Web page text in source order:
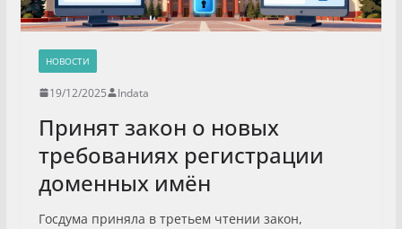
НОВОСТИ
19/12/2025 Indata
Принят закон о новых
требованиях регистрации
доменных имён
Госдума приняла в третьем чтении закон,